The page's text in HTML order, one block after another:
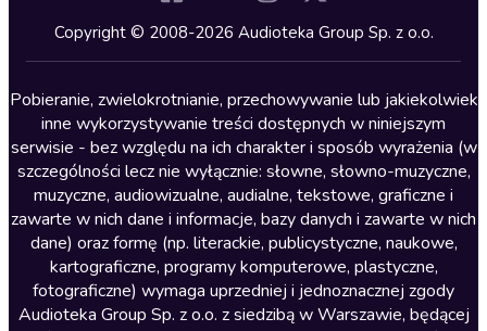
Kryminały
Lektury szkolne
Literatura anglojęzyczna
Literatura faktu
Literatura obyczajowa
Literatura piękna obca
Literatura piękna polska
Nagrania relaksacyjne
Nauka języków
Copyright © 2008-2026 Audioteka Group Sp. z o.o.
Pobieranie, zwielokrotnianie, przechowywanie lub jakiekolwiek
inne wykorzystywanie treści dostępnych w niniejszym
serwisie - bez względu na ich charakter i sposób wyrażenia (w
szczególności lecz nie wyłącznie: słowne, słowno-muzyczne,
muzyczne, audiowizualne, audialne, tekstowe, graficzne i
zawarte w nich dane i informacje, bazy danych i zawarte w nich
dane) oraz formę (np. literackie, publicystyczne, naukowe,
kartograficzne, programy komputerowe, plastyczne,
fotograficzne) wymaga uprzedniej i jednoznacznej zgody
Audioteka Group Sp. z o.o. z siedzibą w Warszawie, będącej